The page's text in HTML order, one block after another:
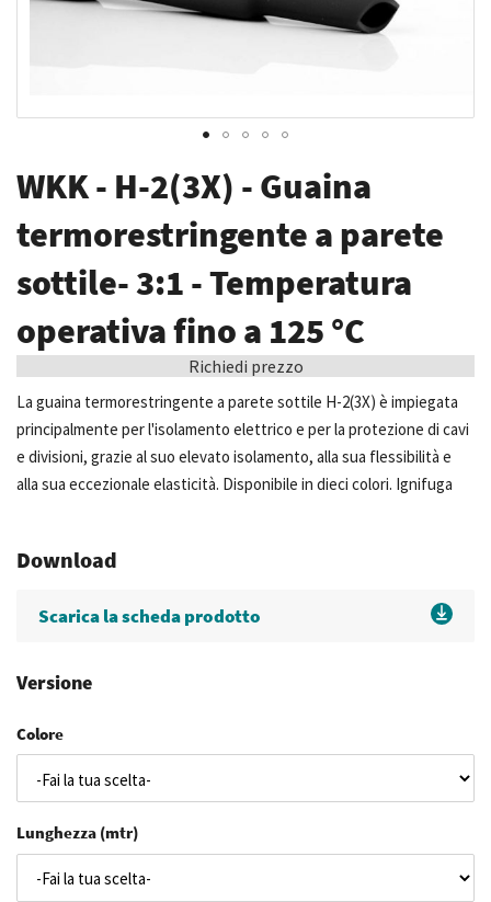
all'inizio
della
galleria
di
immagini
WKK - H-2(3X) - Guaina
termorestringente a parete
sottile- 3:1 - Temperatura
operativa fino a 125 °C
Richiedi prezzo
La guaina termorestringente a parete sottile H-2(3X) è impiegata
principalmente per l'isolamento elettrico e per la protezione di cavi
e divisioni, grazie al suo elevato isolamento, alla sua flessibilità e
alla sua eccezionale elasticità. Disponibile in dieci colori. Ignifuga
Download
Scarica la scheda prodotto
Versione
Colore
Lunghezza (mtr)